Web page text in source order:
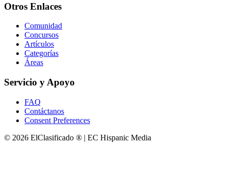
Otros Enlaces
Comunidad
Concursos
Artículos
Categorías
Áreas
Servicio y Apoyo
FAQ
Contáctanos
Consent Preferences
© 2026 ElClasificado ® | EC Hispanic Media